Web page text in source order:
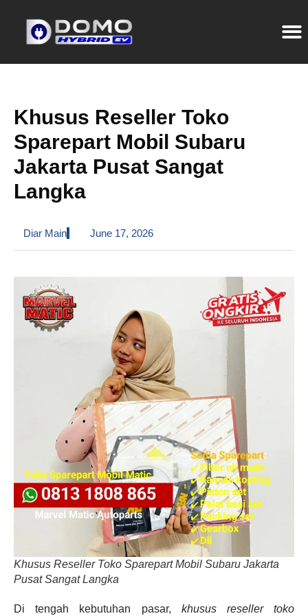
Khusus Reseller Toko
Sparepart Mobil Subaru
Jakarta Pusat Sangat
Langka
Diar Main June 17, 2026
Khusus Reseller Toko Sparepart Mobil Subaru Jakarta
Pusat Sangat Langka
Di tengah kebutuhan pasar, khusus reseller toko